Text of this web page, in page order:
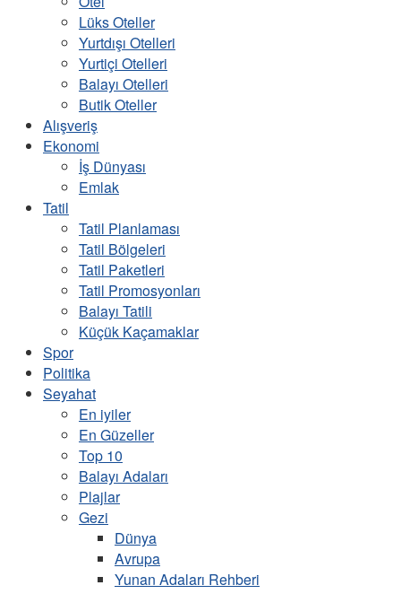
Lüks Oteller
Yurtdışı Otelleri
Yurtiçi Otelleri
Balayı Otelleri
Butik Oteller
Alışveriş
Ekonomi
İş Dünyası
Emlak
Tatil
Tatil Planlaması
Tatil Bölgeleri
Tatil Paketleri
Tatil Promosyonları
Balayı Tatili
Küçük Kaçamaklar
Spor
Politika
Seyahat
En iyiler
En Güzeller
Top 10
Balayı Adaları
Plajlar
Gezi
Dünya
Avrupa
Yunan Adaları Rehberi